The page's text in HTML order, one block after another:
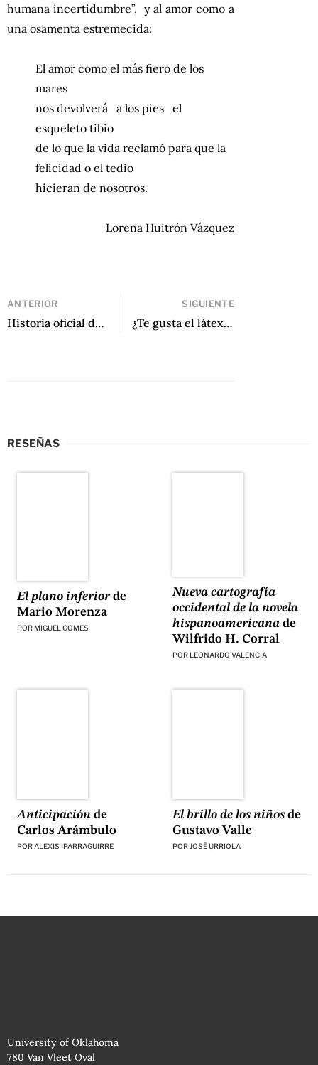
humana incertidumbre”, y al amor como a
una osamenta estremecida:
El amor como el más fiero de los
mares
nos devolverá a los pies el
esqueleto tibio
de lo que la vida reclamó para que la
felicidad o el tedio
hicieran de nosotros.
Lorena Huitrón Vázquez
ANTERIOR
Historia oficial del amor de Ricardo Silva Romero
SIGUIENTE
¿Te gusta el látex, cielo? de Nadia Villafuerte
RESEÑAS
El plano inferiorde
Mario Morenza
POR MIGUEL GOMES
Nueva cartografía
occidental de la novela
hispanoamericanade
Wilfrido H. Corral
POR LEONARDO VALENCIA
Anticipaciónde
Carlos Arámbulo
PORALEXIS IPARRAGUIRRE
El brillo de los niñosde
Gustavo Valle
POR JOSÉ URRIOLA
University of Oklahoma
780 Van Vleet Oval